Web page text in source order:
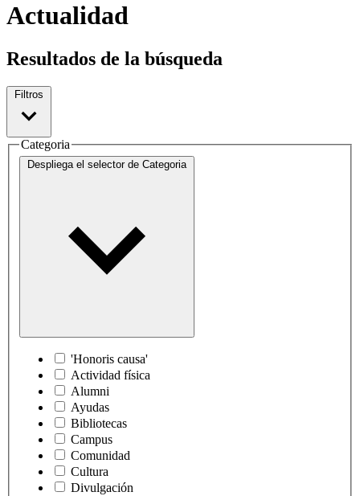
Actualidad
Resultados de la búsqueda
Filtros
Categoria
Despliega el selector de Categoria
'Honoris causa'
Actividad física
Alumni
Ayudas
Bibliotecas
Campus
Comunidad
Cultura
Divulgación